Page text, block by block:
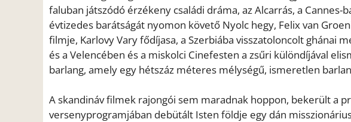
faluban játszódó érzékeny családi dráma, az Alcarrás, a
évtizedes barátságát nyomon követő Nyolc hegy, Felix van
filmje, Karlovy Vary fődíjasa, a Szerbiába visszatoloncolt ghánai
és a Velencében és a miskolci Cinefesten a zsűri különdíjával
barlang, amely egy hétszáz méteres mélységű, ismeretlen
A skandináv filmek rajongói sem maradnak hoppon, bekerült a
versenyprogramjában debütált Isten földje egy dán